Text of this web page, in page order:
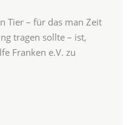
Tier – für das man Zeit
tragen sollte – ist,
Franken e.V. zu